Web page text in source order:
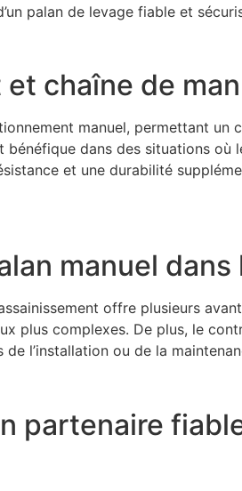
palan de levage fiable et
chaîne de
manuel, permettant
dans des situations où
et une durabilité
manuel dans
offre plusieurs
plus complexes. De plus, le
l’installation ou de la
partenaire